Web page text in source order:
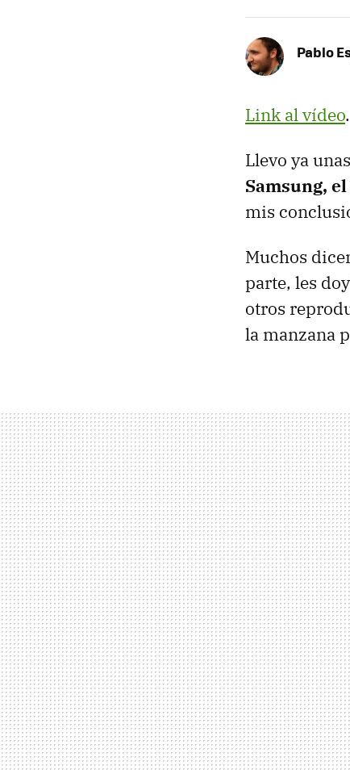
Pablo
Link al vídeo.
Llevo ya
Samsung,
mis
Muchos
parte, les
otros
la manzana